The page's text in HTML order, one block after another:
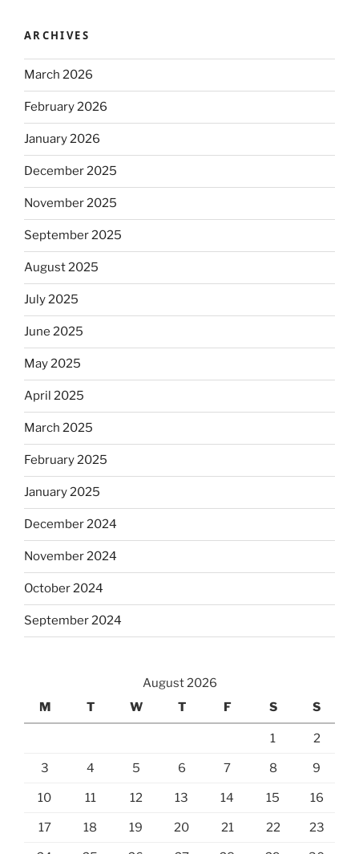
ARCHIVES
March 2026
February 2026
January 2026
December 2025
November 2025
September 2025
August 2025
July 2025
June 2025
May 2025
April 2025
March 2025
February 2025
January 2025
December 2024
November 2024
October 2024
September 2024
August 2026
M
T W T F S S
1 2
3 4 5 6 7 8 9
10 11 12 13 14 15 16
17 18 19 20 21 22 23